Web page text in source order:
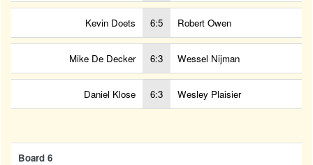
Kevin Doets 6:5 Robert Owen
Mike De Decker 6:3 Wessel Nijman
Daniel Klose 6:3 Wesley Plaisier
Board 6